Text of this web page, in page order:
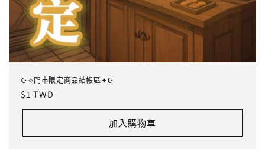
☪✧門市限定商品結帳區✦☪
定
價
$1 TWD
加入購物車